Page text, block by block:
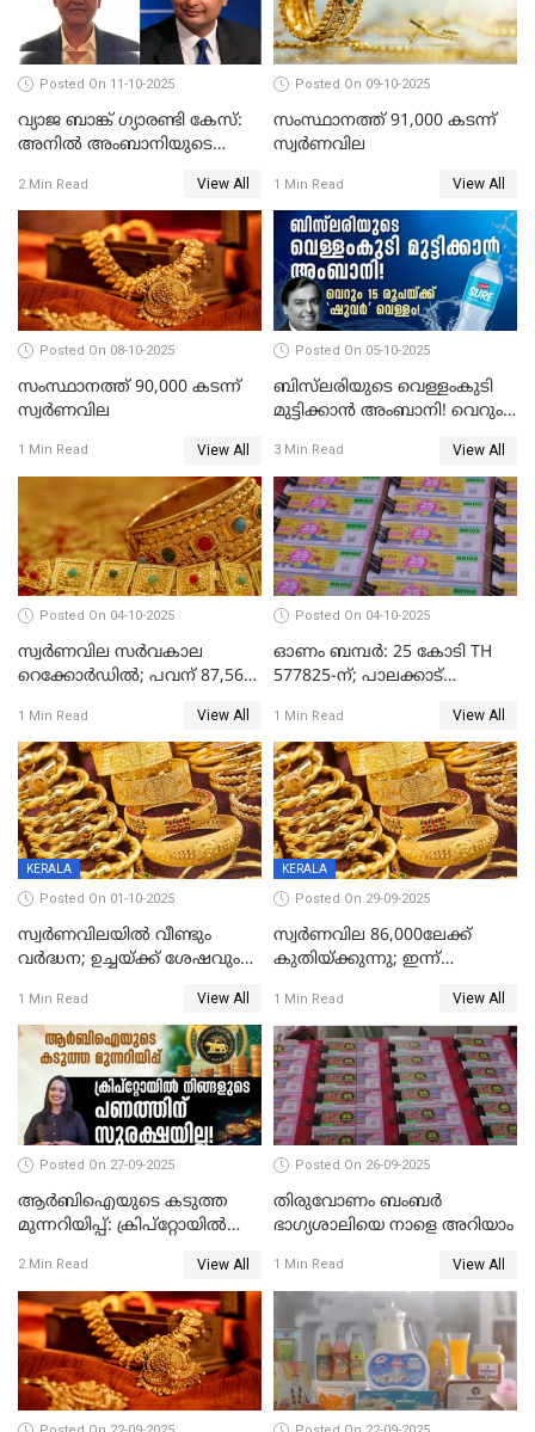
Posted On 11-10-2025
വ്യാജ ബാങ്ക് ഗ്യാരണ്ടി കേസ്:
അനിൽ അംബാനിയുടെ
അറസ്റ്റിൽ; ഇഡി അന്വേഷണം
വ്യാപിപ്പിക്കുന്നു
2 Min Read View All
Posted On 09-10-2025
സംസ്ഥാനത്ത് 91,000 കടന്ന്
സ്വര്‍ണവില
1 Min Read View All
Posted On 08-10-2025
സംസ്ഥാനത്ത് 90,000 കടന്ന്
സ്വര്‍ണവില
1 Min Read View All
Posted On 05-10-2025
ബിസ്‌ലരിയുടെ വെള്ളംകുടി
മുട്ടിക്കാൻ അംബാനി! വെറും
3 Min Read View All
Posted On 04-10-2025
സ്വര്‍ണവില സര്‍വകാല
റെക്കോര്‍ഡില്‍; പവന് 87,560
1 Min Read View All
Posted On 04-10-2025
ഓണം ബമ്പർ: 25 കോടി TH
577825-ന്; പാലക്കാട്
മുന്നിൽ
1 Min Read View All
KERALA
Posted On 01-10-2025
സ്വർണവിലയിൽ വീണ്ടും
വർദ്ധന; ഉച്ചയ്ക്ക് ശേഷവും
കൂടിയത് പവന് 2,760 രൂപ
1 Min Read View All
KERALA
Posted On 29-09-2025
സ്വര്‍ണവില 86,000ലേക്ക്
കുതിയ്ക്കുന്നു; ഇന്ന്
1040 രൂപ
1 Min Read View All
Posted On 27-09-2025
ആർബിഐയുടെ കടുത്ത
മുന്നറിയിപ്പ്: ക്രിപ്റ്റോയിൽ
സുരക്ഷയില്ല!
2 Min Read View All
Posted On 26-09-2025
തിരുവോണം ബംബര്‍
ഭാഗ്യശാലിയെ നാളെ അറിയാം
1 Min Read View All